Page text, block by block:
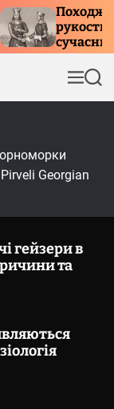
Походження
сучасний
М
е
П
о
Pirveli Georgian
гейзери в
та